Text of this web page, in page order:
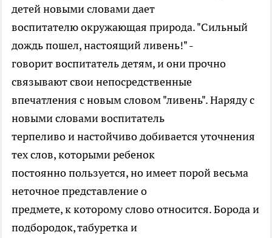
детей новыми словами дает
воспитателю окружающая природа. "Сильный
дождь пошел, настоящий ливень!" -
говорит воспитатель детям, и они прочно
связывают свои непосредственные
впечатления с новым словом "ливень". Наряду с
новыми словами воспитатель
терпеливо и настойчиво добивается уточнения
тех слов, которыми ребенок
постоянно пользуется, но имеет порой весьма
неточное представление о
предмете, к которому слово относится. Борода и
подбородок, табуретка и